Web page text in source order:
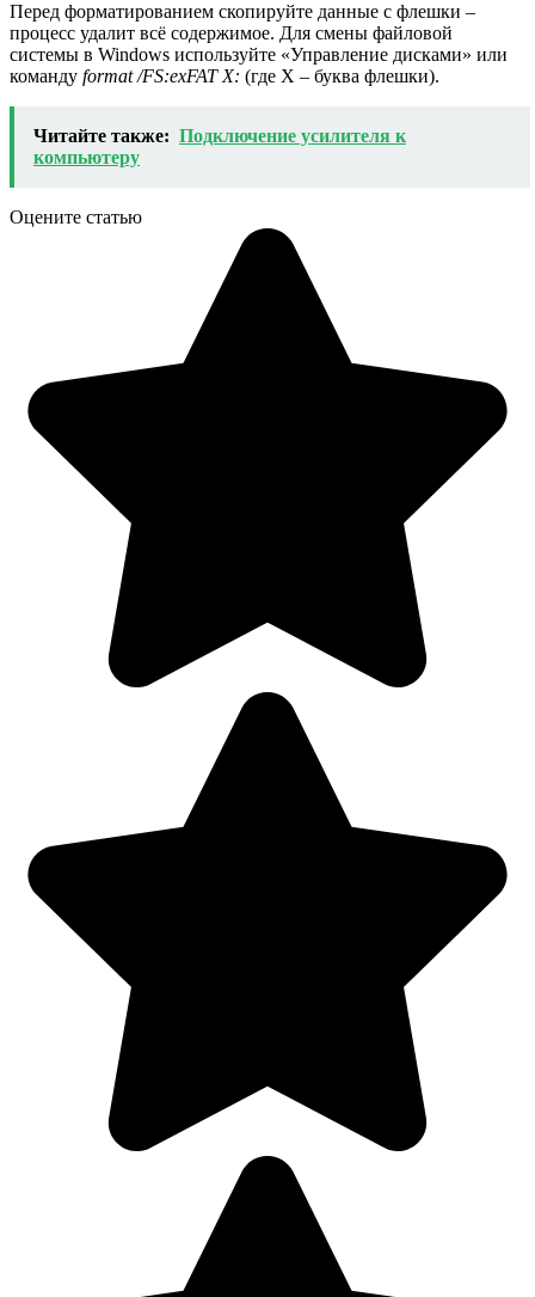
Перед форматированием скопируйте данные с флешки –
процесс удалит всё содержимое. Для смены файловой
системы в Windows используйте «Управление дисками» или
команду format /FS:exFAT X: (где X – буква флешки).
Читайте также: Подключение усилителя к
компьютеру
Оцените статью